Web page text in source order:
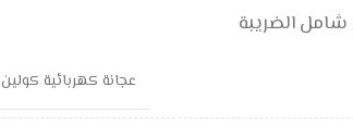
شامل الضريبة
عجانة كهربائية كولين 8 لتر – 1300 وات – رمادى